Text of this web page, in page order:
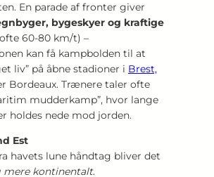
En parade af fronter giver
bygeskyer og kraftige
60-80 km/t) –
kan få kampbolden til at
liv” på åbne stadioner i Brest,
Bordeaux. Trænere taler ofte
mudderkamp”, hvor lange
holdes nede mod jorden.
Est
havets lune håndtag bliver det
mere kontinentalt.